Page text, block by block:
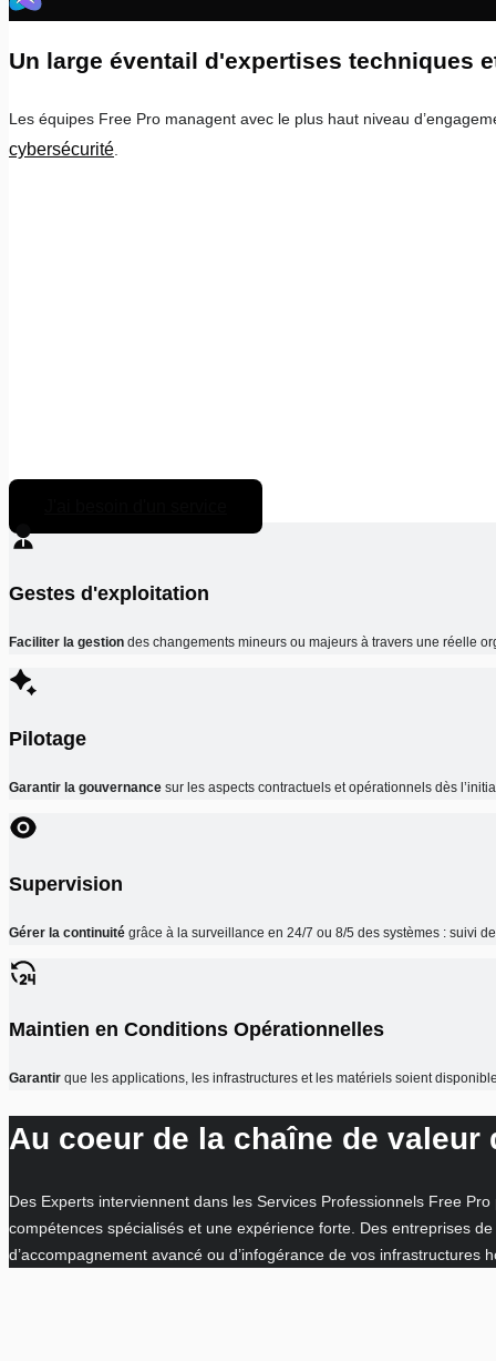
Un large éventail d'expertises techniques
Les équipes Free Pro managent avec le plus haut niveau
cybersécurité
Gestes d'exploitation
Faciliter la gestion des changements mineurs ou majeurs à travers une réelle
Pilotage
Garantir la gouvernance sur les aspects contractuels et opérationnels dès
Supervision​
Gérer la continuité grâce à la surveillance en 24/7 ou 8/5 des systèmes : suivi
Maintien en Conditions Opérationnelles
Garantir que les applications, les infrastructures et les matériels soient
Au coeur de la chaîne de valeur
Des Experts interviennent dans les Services Professionnels Free
compétences spécialisés et une expérience forte. Des entreprises
d’accompagnement avancé ou d’infogérance de vos infrastructures